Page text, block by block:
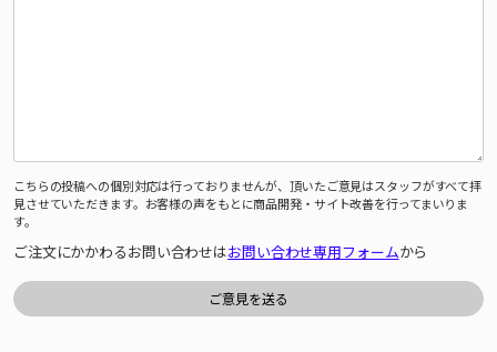
こちらの投稿への個別対応は行っておりませんが、頂いたご意見はスタッフがすべて拝
見させていただきます。お客様の声をもとに商品開発・サイト改善を行ってまいりま
す。
ご注文にかかわるお問い合わせはお問い合わせ専用フォームから